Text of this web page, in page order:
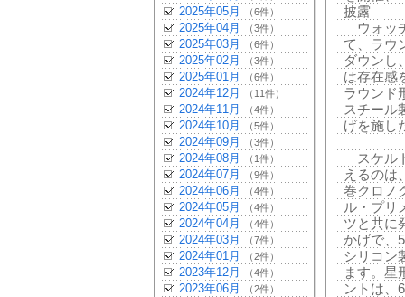
披露
ウォッ
て、ラウ
ダウンし
は存在感
ラウンド
スチール
げを施し
スケル
えるのは
巻クロノ
ル・プリ
ツと共に
かげで、
シリコン
ます。星
ントは、
2025年05月 （6件）
2025年04月 （3件）
2025年03月 （6件）
2025年02月 （3件）
2025年01月 （6件）
2024年12月 （11件）
2024年11月 （4件）
2024年10月 （5件）
2024年09月 （3件）
2024年08月 （1件）
2024年07月 （9件）
2024年06月 （4件）
2024年05月 （4件）
2024年04月 （4件）
2024年03月 （7件）
2024年01月 （2件）
2023年12月 （4件）
2023年06月 （2件）